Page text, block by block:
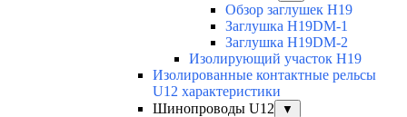
Обзор заглушек H19
Заглушка H19DM-1
Заглушка H19DM-2
Изолирующий участок H19
Изолированные контактные рельсы
U12 характеристики
Шинопроводы U12
▼